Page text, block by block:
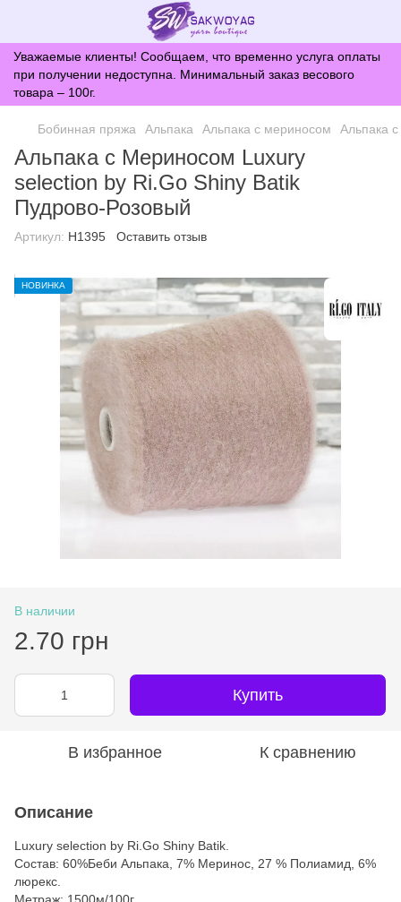
Уважаемые клиенты! Сообщаем, что временно услуга оплаты
при получении недоступна. Минимальный заказ весового
товара – 100г.
Бобинная пряжа Альпака Альпака с мериносом Альпака
Альпака с Мериносом Luxury
selection by Ri.Go Shiny Batik
Пудрово-Розовый
Артикул: H1395 Оставить отзыв
НОВИНКА
В наличии
2.70 грн
Купить
В избранное К сравнению
Описание
Luxury selection by Ri.Go Shiny Batik.
Состав: 60%Беби Альпака, 7% Меринос, 27 % Полиамид, 6%
люрекс.
Метраж: 1500м/100г.